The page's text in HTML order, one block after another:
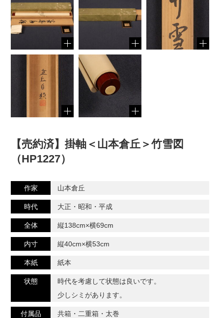
【売約済】掛軸＜山本倉丘＞竹雪図
（HP1227）
作家 山本倉丘
時代 大正・昭和・平成
全体 縦138cm×横69cm
内寸 縦40cm×横53cm
本紙 紙本
状態
時代を考慮して状態は良いです。
少しシミがあります。
付属品 共箱・二重箱・太巻